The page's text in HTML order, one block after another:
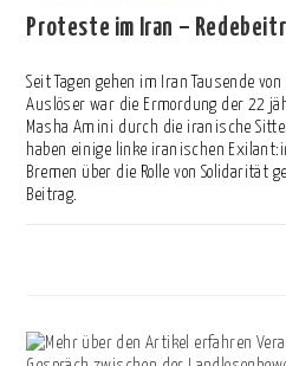
Proteste im Iran –
Seit Tagen gehen im Iran Tausende
Auslöser war die Ermordung der 22
Masha Amini durch die iranische
haben einige linke iranischen
Bremen über die Rolle von Solidarität
Beitrag.